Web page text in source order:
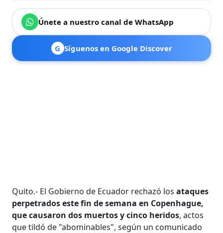
Únete a nuestro canal de WhatsApp
G Síguenos en Google Discover
Quito.- El Gobierno de Ecuador rechazó losataques
perpetrados este fin de semana en Copenhague,
que causaron dos muertos y cinco heridos, actos
que tildó de "abominables", según un comunicado